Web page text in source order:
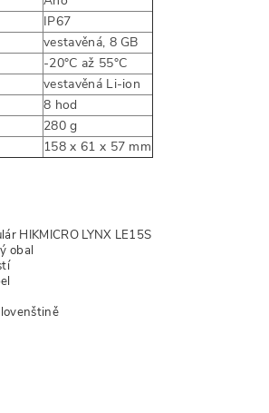
IP67
vestavěná, 8 GB
-20°C až 55°C
vestavěná Li-ion
8 hod
280 g
158 x 61 x 57 mm
HIKMICRO LYNX LE15S
obal